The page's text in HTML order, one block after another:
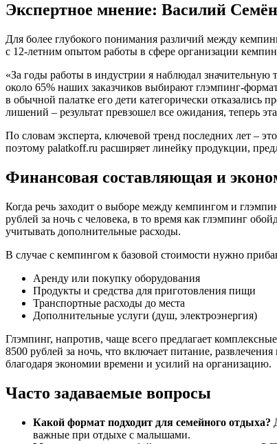
Экспертное мнение: Василий
Для более глубокого понимания различий между
с 12-летним опытом работы в сфере организации
«За годы работы в индустрии я наблюдал
около 65% наших заказчиков выбирают глэмпинг-
в обычной палатке его дети категорически
лишений – результат превзошел все ожидания, теперь
По словам эксперта, ключевой тренд последних лет –
поэтому palatkoff.ru расширяет линейку продукции,
Финансовая составляющая и
Когда речь заходит о выборе между кемпингом и
рублей за ночь с человека, в то время как глэмпинг
учитывать дополнительные расходы.
В случае с кемпингом к базовой стоимости нужно
Аренду или покупку оборудования
Продукты и средства для приготовления пищи
Транспортные расходы до места
Дополнительные услуги (душ, электроэнергия)
Глэмпинг, напротив, чаще всего предлагает
8500 рублей за ночь, что включает питание,
благодаря экономии времени и усилий на организацию.
Часто задаваемые вопросы
Какой формат подходит для семейного отдыха?
важные при отдыхе с малышами.